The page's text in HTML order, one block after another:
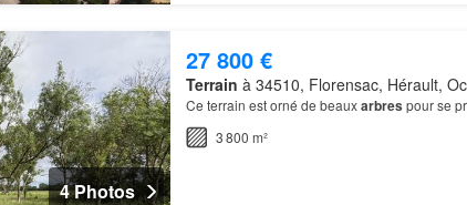
4 Photos
27 800 €
Terrain à 34510, Florensac, Hérault,
Ce terrain est orné de beauxarbres pour se
3 800 m²